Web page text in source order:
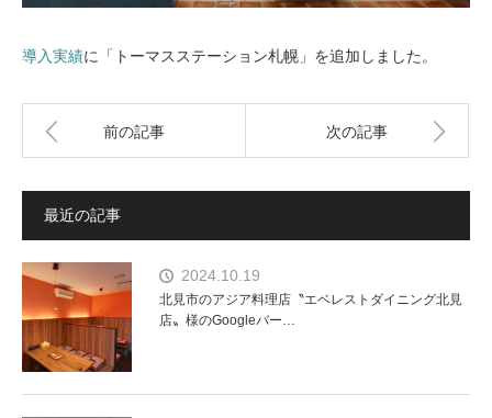
導入実績に「トーマスステーション札幌」を追加しました。
前の記事 次の記事
最近の記事
2024.10.19
北見市のアジア料理店〝エベレストダイニング北見
店〟様のGoogleバー…